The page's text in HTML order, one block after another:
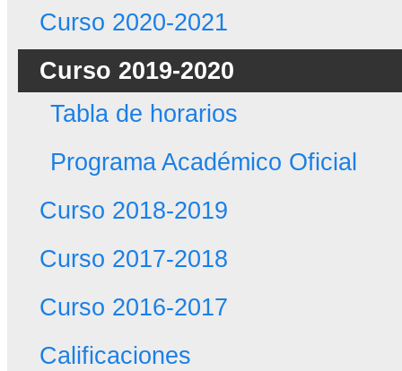
Curso 2020-2021
Curso 2019-2020
Tabla de horarios
Programa Académico Oficial
Curso 2018-2019
Curso 2017-2018
Curso 2016-2017
Calificaciones